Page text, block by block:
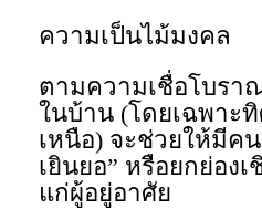
ความเป็นไม้มงคล
ตามความเชื่อโบรา
ในบ้าน (โดยเฉพาะ
เหนือ) จะช่วยให้มีค
เยินยอ” หรือยกย่อง
แก่ผู้อยู่อาศัย